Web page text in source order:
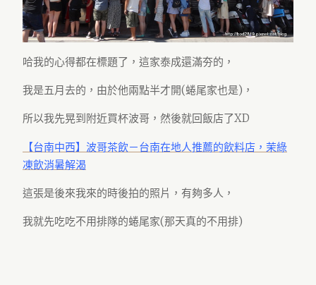
哈我的心得都在標題了，這家泰成還滿夯的，
我是五月去的，由於他兩點半才開(蜷尾家也是)，
所以我先晃到附近買杯波哥，然後就回飯店了XD
【台南中西】波哥茶飲－台南在地人推薦的飲料店，茉綠
凍飲消暑解渴
這張是後來我來的時後拍的照片，有夠多人，
我就先吃吃不用排隊的蜷尾家(那天真的不用排)